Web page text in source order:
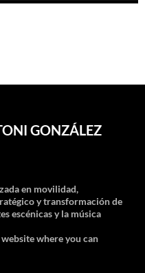
GONZÁLEZ
en movilidad,
y transformación de
escénicas y la música
where you can